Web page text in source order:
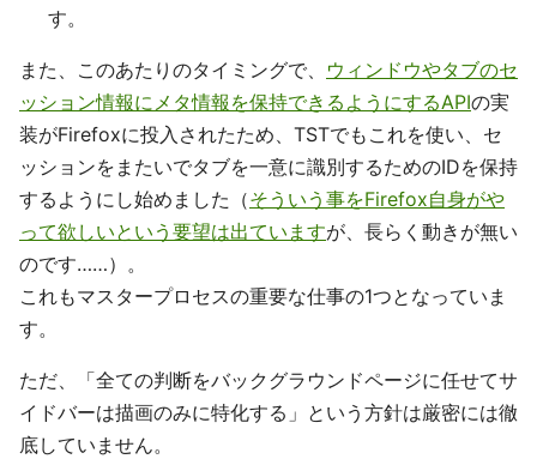
す。
また、このあたりのタイミングで、 ウィンドウやタブのセ
ッション情報にメタ情報を保持できるようにするAPIの実
装がFirefoxに投入されたため、TSTでもこれを使い、セ
ッションをまたいでタブを一意に識別するためのIDを保持
するようにし始めました（そういう事をFirefox自身がや
って欲しいという要望は出ていますが、長らく動きが無い
のです……）。
これもマスタープロセスの重要な仕事の1つとなっていま
す。
ただ、「全ての判断をバックグラウンドページに任せてサ
イドバーは描画のみに特化する」という方針は厳密には徹
底していません。